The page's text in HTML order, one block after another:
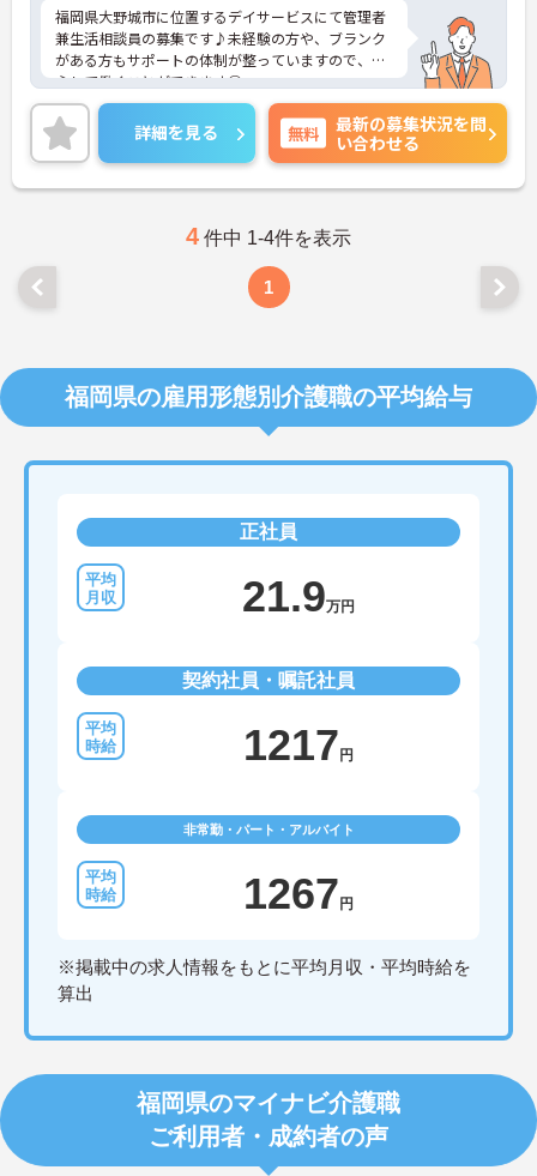
福岡県大野城市に位置するデイサービスにて管理者
兼生活相談員の募集です♪未経験の方や、ブランク
がある方もサポートの体制が整っていますので、安
心して働くことができます◎
土日がお休みのため、週末の予定も立てやすくメリ
ハリのある勤務が実現しいやすいです。
ご興味ある方には、面接のポイントなど、さらに詳
細をお話致しますのでお気軽にご相談ください。
詳細を見る 無料
最新の募集状況を問
い合わせる
4 件中 1-4件を表示
1
福岡県の雇用形態別介護職の平均給与
正社員
21.9万円
契約社員・嘱託社員
1217 円
非常勤・パート・アルバイト
1267 円
※掲載中の求人情報をもとに平均月収・平均時給を
算出
福岡県のマイナビ介護職
ご利用者・成約者の声